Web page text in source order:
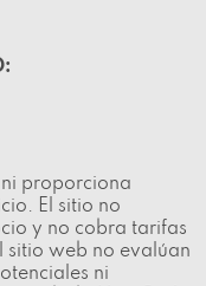
ni proporciona
El sitio no
y no cobra tarifas
sitio web no evalúan
ni